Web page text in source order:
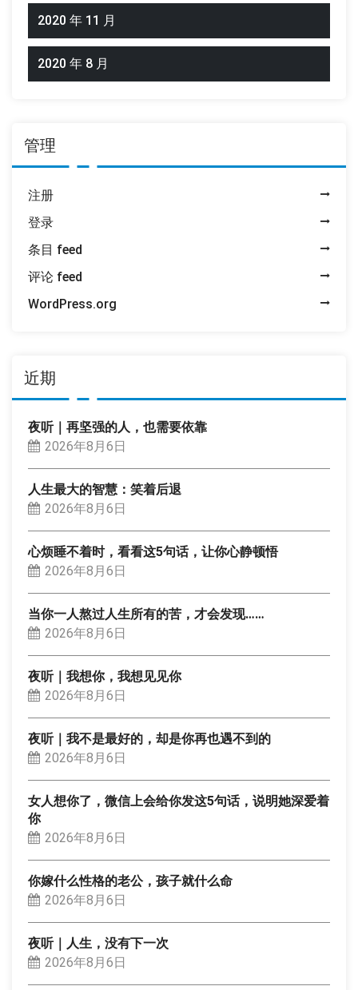
2020 年 11 月
2020 年 8 月
管理
注册
登录
条目 feed
评论 feed
WordPress.org
近期
夜听｜再坚强的人，也需要依靠
2026年8月6日
人生最大的智慧：笑着后退
2026年8月6日
心烦睡不着时，看看这5句话，让你心静顿悟
2026年8月6日
当你一人熬过人生所有的苦，才会发现……
2026年8月6日
夜听｜我想你，我想见见你
2026年8月6日
夜听｜我不是最好的，却是你再也遇不到的
2026年8月6日
女人想你了，微信上会给你发这5句话，说明她深爱着
你
2026年8月6日
你嫁什么性格的老公，孩子就什么命
2026年8月6日
夜听｜人生，没有下一次
2026年8月6日